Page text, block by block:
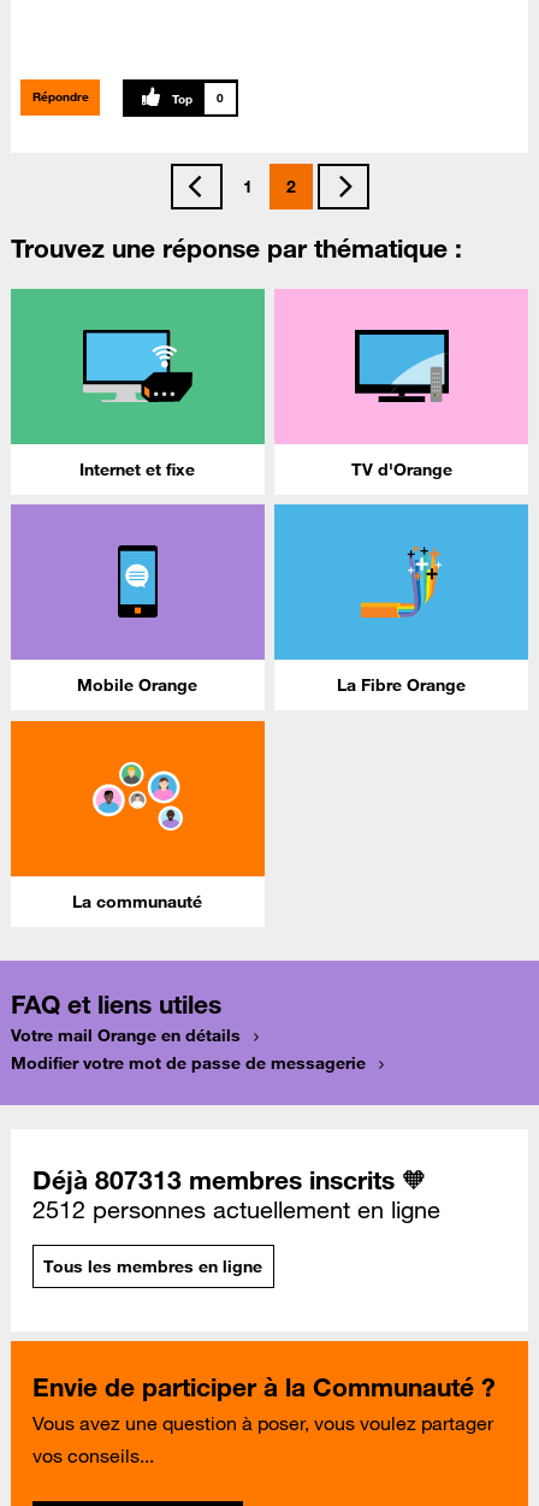
Répondre 0
1 2
Trouvez une réponse par thématique :
Internet et fixe TV d'Orange
Mobile Orange La Fibre Orange
La communauté
FAQ et liens utiles
Votre mail Orange en détails
Modifier votre mot de passe de messagerie
Déjà 807313 membres inscrits 🧡
2512 personnes actuellement en ligne
Tous les membres en ligne
Envie de participer à la Communauté ?
Vous avez une question à poser, vous voulez partager
vos conseils...